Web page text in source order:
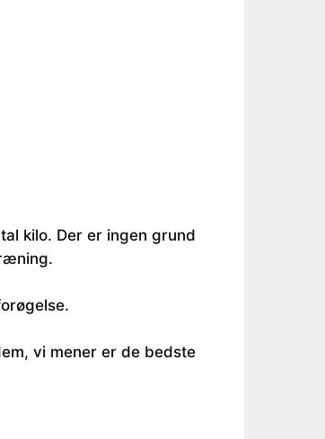
kilo. Der er ingen grund
vi mener er de bedste